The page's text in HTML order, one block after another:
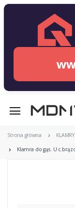
Strona główna KLAMRY
Klamra do gąs. U